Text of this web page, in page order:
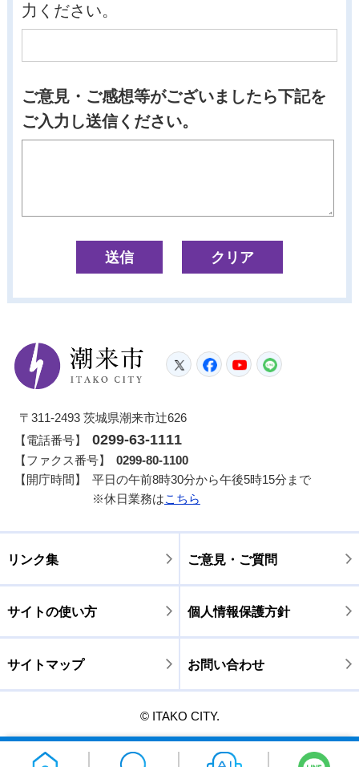
力ください。
ご意見・ご感想等がございましたら下記を
ご入力し送信ください。
潮来市
TwitterFacebook
YouTube
〒311-2493 茨城県潮来市辻626
【電話番号】
0299-63-1111
【ファクス番号】
0299-80-1100
【開庁時間】
平日の午前8時30分から午後5時15分まで
※休日業務はこちら
リンク集 ご意見・ご質問
サイトの使い方 個人情報保護方針
サイトマップ お問い合わせ
© ITAKO CITY.